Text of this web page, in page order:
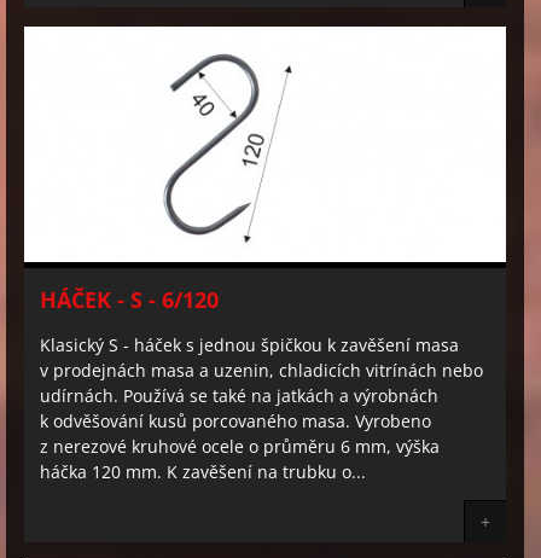
HÁČEK - S - 6/120
Klasický S - háček s jednou špičkou k zavěšení masa
v prodejnách masa a uzenin, chladicích vitrínách nebo
udírnách. Používá se také na jatkách a výrobnách
k odvěšování kusů porcovaného masa. Vyrobeno
z nerezové kruhové ocele o průměru 6 mm, výška
háčka 120 mm. K zavěšení na trubku o...
+